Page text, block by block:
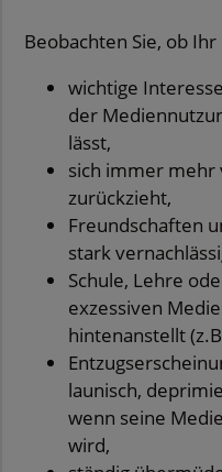
Beobachten Sie, ob Ihr
wichtige
der
lässt,
sich immer mehr
zurückzieht,
Freundschaften
stark
Schule, Lehre
exzessiven
hintenanstellt
launisch,
wenn seine
wird,